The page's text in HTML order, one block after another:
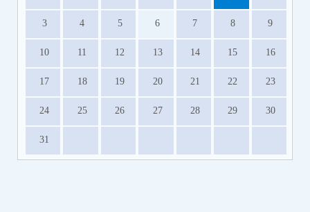
3 4 5 6 7 8 9
10 11 12 13 14 15 16
17 18 19 20 21 22 23
24 25 26 27 28 29 30
31